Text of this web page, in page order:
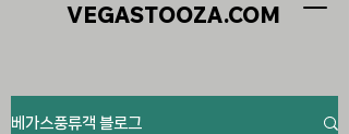
VEGASTOOZA.COM
베가스풍류객 블로그